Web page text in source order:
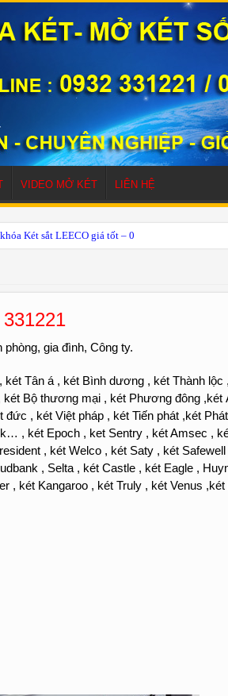
VIDEO MỞ KÉT LIÊN HỆ
Két sắt LEECO giá tốt – 0932 331221
gia đình, Công ty.
Tân á , két Bình dương , két Thành lộc
Bộ thương mại , két Phương đông
, két Việt pháp , két Tiến phát ,két
, két Epoch , ket Sentry , két Amsec ,
, két Welco , két Saty , két
, Selta , két Castle , két Eagle ,
, két Kangaroo , két Truly , két Venus